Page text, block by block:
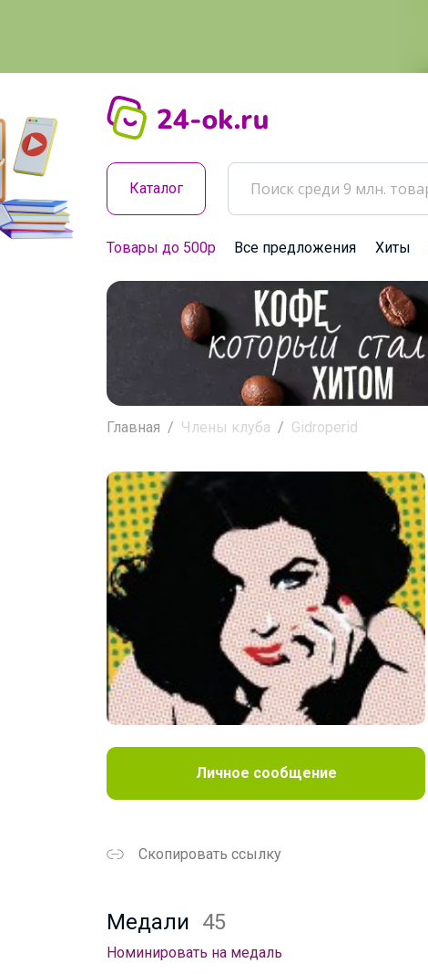
Каталог
Товары до 500р Все предложения Хиты
Главная Члены клуба Gidroperid
Личное сообщение
Скопировать ссылку
Медали 45
Номинировать на медаль